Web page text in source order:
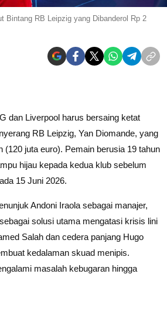
Bintang RB Leipzig yang Dibanderol Rp 2
dan Liverpool harus bersaing ketat
RB Leipzig, Yan Diomande, yang
(120 juta euro). Pemain berusia 19 tahun
hijau kepada kedua klub sebelum
15 Juni 2026.
Andoni Iraola sebagai manajer,
solusi utama mengatasi krisis lini
Salah dan cedera panjang Hugo
kedalaman skuad menipis.
masalah kebugaran hingga